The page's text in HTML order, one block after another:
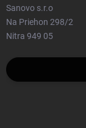
Sanovo s.r.o
Na Priehon 298/2
Nitra 949 05